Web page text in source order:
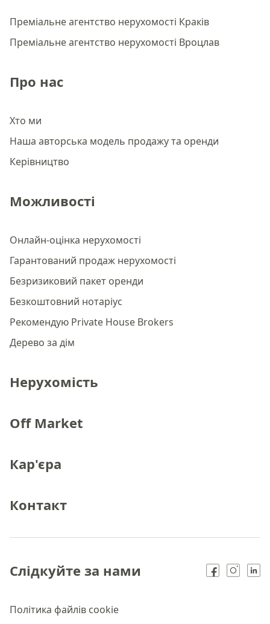
Преміальне агентство нерухомості Краків
Преміальне агентство нерухомості Вроцлав
Про нас
Хто ми
Наша авторська модель продажу та оренди
Керівництво
Можливості
Онлайн-оцінка нерухомості
Гарантований продаж нерухомості
Безризиковий пакет оренди
Безкоштовний нотаріус
Рекомендую Private House Brokers
Дерево за дім
Нерухомість
Off Market
Кар'єра
Контакт
Політика файлів cookie
Слідкуйте за нами